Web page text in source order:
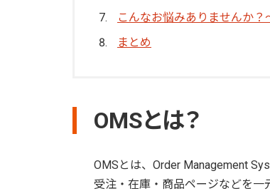
こんなお悩みありませんか
まとめ
OMSとは？
OMSとは、Order Management
受注・在庫・商品ページなどを一